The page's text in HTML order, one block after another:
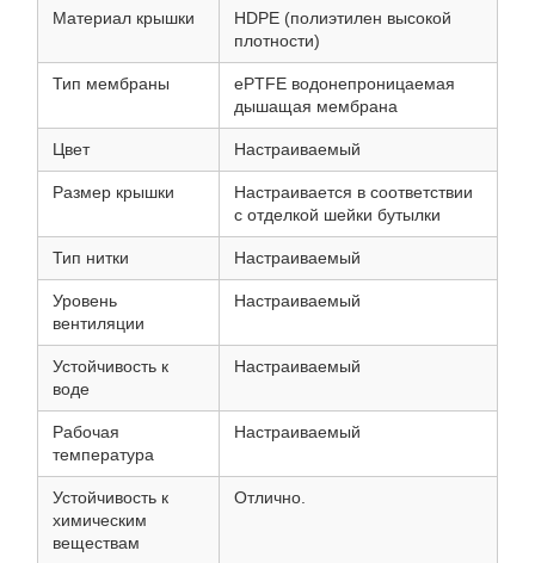
Материал крышки
HDPE (полиэтилен высокой
плотности)
Тип мембраны
ePTFE водонепроницаемая
дышащая мембрана
Цвет Настраиваемый
Размер крышки
Настраивается в соответствии
с отделкой шейки бутылки
Тип нитки Настраиваемый
Уровень
вентиляции
Настраиваемый
Устойчивость к
воде
Настраиваемый
Рабочая
температура
Настраиваемый
Устойчивость к
химическим
веществам
Отлично.